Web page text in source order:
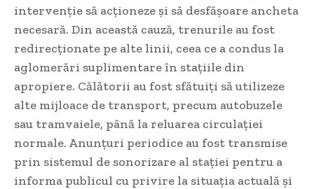
intervenție să acționeze și să desfășoare ancheta
necesară. Din această cauză, trenurile au fost
redirecționate pe alte linii, ceea ce a condus la
aglomerări suplimentare în stațiile din
apropiere. Călătorii au fost sfătuiți să utilizeze
alte mijloace de transport, precum autobuzele
sau tramvaiele, până la reluarea circulației
normale. Anunțuri periodice au fost transmise
prin sistemul de sonorizare al stației pentru a
informa publicul cu privire la situația actuală și